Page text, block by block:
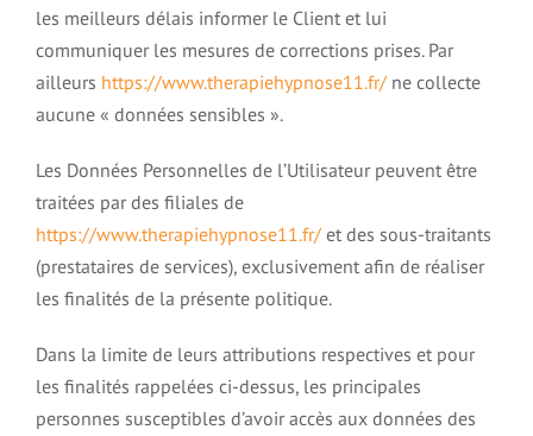
les meilleurs délais informer le Client et lui
communiquer les mesures de corrections prises. Par
ailleurs https://www.therapiehypnose11.fr/ne collecte
aucune « données sensibles ».
Les Données Personnelles de l’Utilisateur peuvent être
traitées par des filiales de
https://www.therapiehypnose11.fr/et des sous-traitants
(prestataires de services), exclusivement afin de réaliser
les finalités de la présente politique.
Dans la limite de leurs attributions respectives et pour
les finalités rappelées ci-dessus, les principales
personnes susceptibles d’avoir accès aux données des